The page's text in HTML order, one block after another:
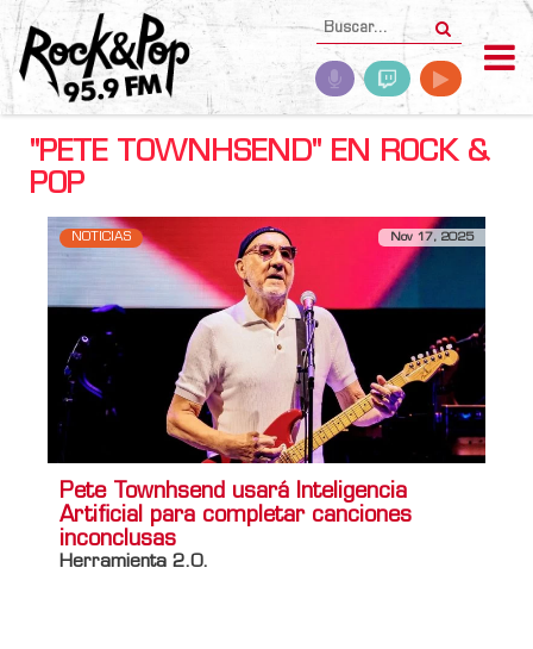
"PETE TOWNHSEND" EN ROCK &
POP
NOTICIAS Nov 17, 2025
Pete Townhsend usará Inteligencia
Artificial para completar canciones
inconclusas
Herramienta 2.0.